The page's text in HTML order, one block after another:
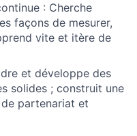
: Cherche
façons de mesurer,
vite et itère de
et développe des
solides ; construit une
partenariat et